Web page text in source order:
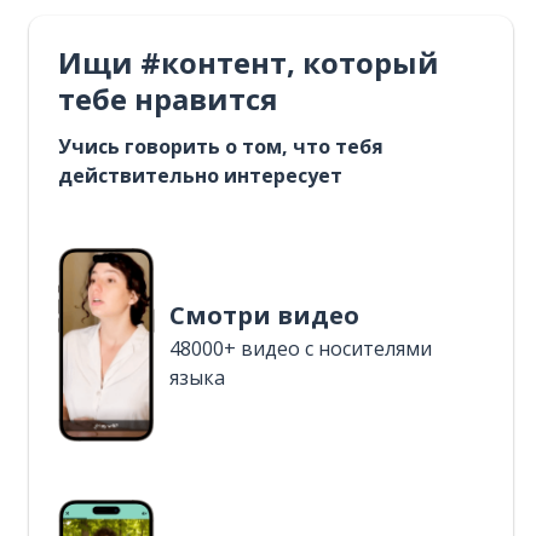
Ищи #контент, который
тебе нравится
Учись говорить о том, что тебя
действительно интересует
Смотри видео
48000+ видео с носителями
языка